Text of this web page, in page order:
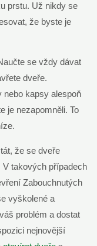
prstu. Už nikdy se
že byste je
se vždy dávat
dveře.
nebo kapsy alespoň
je nezapomněli. To
že se dveře
takových případech
Zabouchnutých
vyškolené a
problém a dostat
nejnovější